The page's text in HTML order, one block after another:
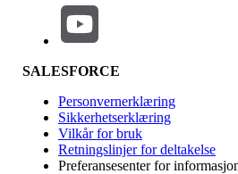
Funksjonsinnvirkning
SALESFORCE
Personvernerklæring
Sikkerhetserklæring
Vilkår for bruk
Retningslinjer for deltakelse
Preferansesenter for